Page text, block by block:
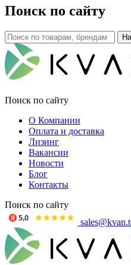
Поиск по сайту
Поиск по сайту
О Компании
Оплата и доставка
Лизинг
Вакансии
Новости
Блог
Контакты
Поиск по сайту